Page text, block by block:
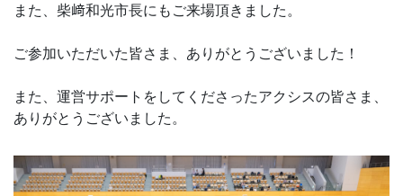
また、柴﨑和光市長にもご来場頂きました。
ご参加いただいた皆さま、ありがとうございました！
また、運営サポートをしてくださったアクシスの皆さま、
ありがとうございました。